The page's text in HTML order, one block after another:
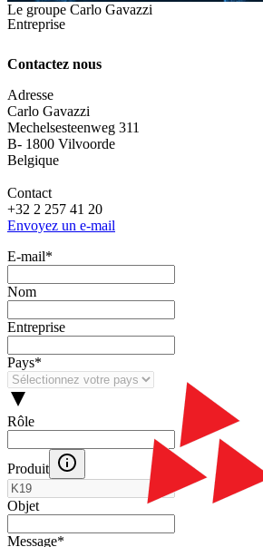
Le groupe Carlo Gavazzi
Entreprise
Contactez nous
Adresse
Carlo Gavazzi
Mechelsesteenweg 311
B- 1800 Vilvoorde
Belgique
Contact
+32 2 257 41 20
Envoyez un e-mail
E‑mail*
Nom
Entreprise
Pays*
Rôle
Produit
Objet
Message*